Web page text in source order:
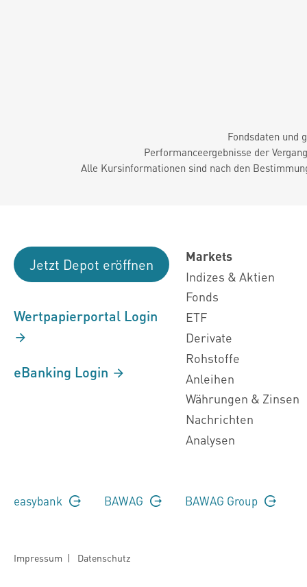
Fondsdaten und
Performanceergebnisse der
Alle Kursinformationen sind nach den
Jetzt Depot eröffnen
Wertpapierportal Login
eBanking Login
Markets
Indizes & Aktien
Fonds
ETF
Derivate
Rohstoffe
Anleihen
Währungen & Zinsen
Nachrichten
Analysen
easybank BAWAG BAWAG Group
Impressum | Datenschutz